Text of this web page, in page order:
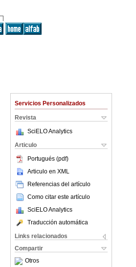
Servicios Personalizados
Revista
SciELO Analytics
Articulo
Portugués (pdf)
Articulo en XML
Referencias del artículo
Como citar este artículo
SciELO Analytics
Traducción automática
Links relacionados
Compartir
Otros